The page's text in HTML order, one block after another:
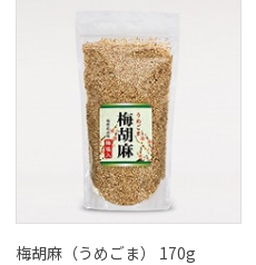
梅胡麻（うめごま） 170g